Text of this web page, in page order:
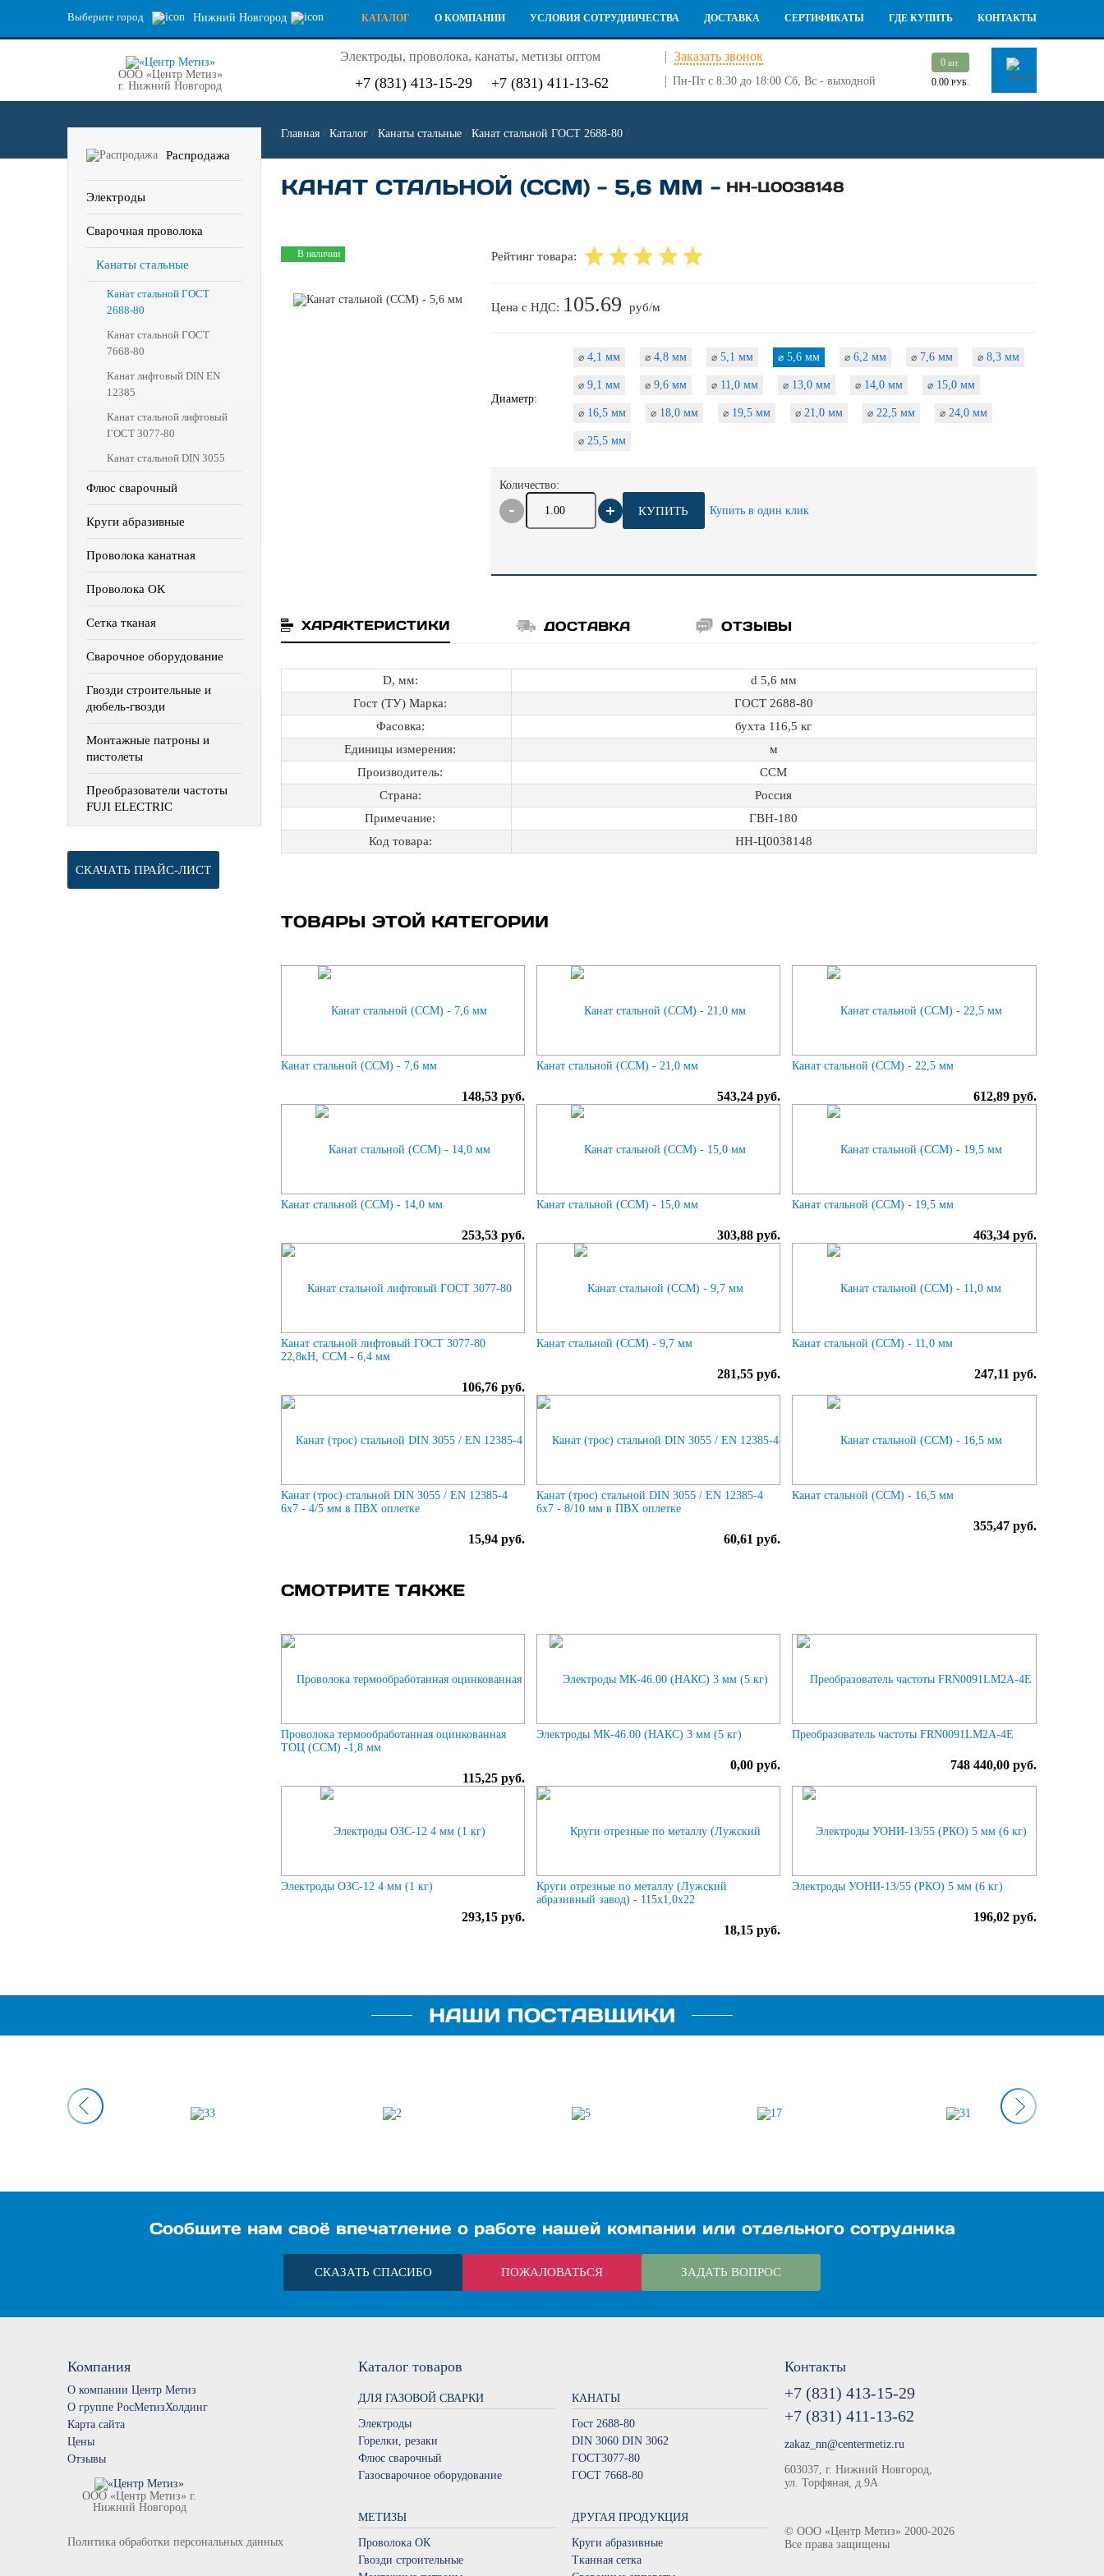
Выберите город Нижний Новгород КАТАЛОГ О КОМПАНИИ УСЛОВИЯ СОТРУДНИЧЕСТВА ДОСТАВКА СЕРТИФИКАТЫ ГДЕ КУПИТЬ КОНТАКТЫ
ООО «Центр Метиз»
г. Нижний Новгород
Электроды, проволока, канаты, метизы оптом Заказать звонок
+7 (831) 413-15-29 +7 (831) 411-13-62 Пн-Пт с 8:30 до 18:00 Сб, Вс - выходной
0шт.
0.00 РУБ.
Распродажа
Электроды
Сварочная проволока
Канаты стальные
Канат стальной ГОСТ
2688-80
Канат стальной ГОСТ
7668-80
Канат лифтовый DIN EN
12385
Канат стальной лифтовый
ГОСТ 3077-80
Канат стальной DIN 3055
Флюс сварочный
Круги абразивные
Проволока канатная
Проволока ОК
Сетка тканая
Сварочное оборудование
Гвозди строительные и
дюбель-гвозди
Монтажные патроны и
пистолеты
Преобразователи частоты
FUJI ELECTRIC
СКАЧАТЬ ПРАЙС-ЛИСТ
Главная / Каталог / Канаты стальные / Канат стальной ГОСТ 2688-80 /
КАНАТ СТАЛЬНОЙ (ССМ) - 5,6 ММ - НН-Ц0038148
В наличии Рейтинг товара:
Цена с НДС: 105.69 руб/м
Диаметр:
⌀4,1 мм ⌀4,8 мм ⌀5,1 мм ⌀5,6 мм ⌀6,2 мм ⌀7,6 мм ⌀8,3 мм
⌀9,1 мм ⌀9,6 мм ⌀11,0 мм ⌀13,0 мм ⌀14,0 мм ⌀15,0 мм
⌀16,5 мм ⌀18,0 мм ⌀19,5 мм ⌀21,0 мм ⌀22,5 мм ⌀24,0 мм
⌀25,5 мм
Количество:
КУПИТЬ Купить в один клик
ХАРАКТЕРИСТИКИ ДОСТАВКА ОТЗЫВЫ
D, мм:
d 5,6 мм
Гост (ТУ) Марка:
ГОСТ 2688-80
Фасовка:
бухта 116,5 кг
Единицы измерения:
м
Производитель:
ССМ
Страна:
Россия
Примечание:
ГВН-180
Код товара:
НН-Ц0038148
ТОВАРЫ ЭТОЙ КАТЕГОРИИ
Канат стальной (ССМ) - 7,6 мм
148,53 руб.
Канат стальной (ССМ) - 21,0 мм
543,24 руб.
Канат стальной (ССМ) - 22,5 мм
612,89 руб.
Канат стальной (ССМ) - 14,0 мм
253,53 руб.
Канат стальной (ССМ) - 15,0 мм
303,88 руб.
Канат стальной (ССМ) - 19,5 мм
463,34 руб.
Канат стальной лифтовый ГОСТ 3077-80
22,8кН, ССМ - 6,4 мм
106,76 руб.
Канат стальной (ССМ) - 9,7 мм
281,55 руб.
Канат стальной (ССМ) - 11,0 мм
247,11 руб.
Канат (трос) стальной DIN 3055 / EN 12385-4
6x7 - 4/5 мм в ПВХ оплетке
15,94 руб.
Канат (трос) стальной DIN 3055 / EN 12385-4
6x7 - 8/10 мм в ПВХ оплетке
60,61 руб.
Канат стальной (ССМ) - 16,5 мм
355,47 руб.
СМОТРИТЕ ТАКЖЕ
Проволока термообработанная оцинкованная
ТОЦ (ССМ) -1,8 мм
115,25 руб.
Электроды МК-46.00 (НАКС) 3 мм (5 кг)
0,00 руб.
Преобразователь частоты FRN0091LM2A-4E
748 440,00 руб.
Электроды ОЗС-12 4 мм (1 кг)
293,15 руб.
Круги отрезные по металлу (Лужский
абразивный завод) - 115х1,0х22
18,15 руб.
Электроды УОНИ-13/55 (РКО) 5 мм (6 кг)
196,02 руб.
НАШИ ПОСТАВЩИКИ
Сообщите нам своё впечатление о работе нашей компании или отдельного сотрудника
СКАЗАТЬ СПАСИБО ПОЖАЛОВАТЬСЯ ЗАДАТЬ ВОПРОС
Компания
О компании Центр Метиз
О группе РосМетизХолдинг
Карта сайта
Цены
Отзывы
ООО «Центр Метиз» г.
Нижний Новгород
Политика обработки персональных данных
Каталог товаров
ДЛЯ ГАЗОВОЙ СВАРКИ
Электроды
Горелки, резаки
Флюс сварочный
Газосварочное оборудование
КАНАТЫ
Гост 2688-80
DIN 3060 DIN 3062
ГОСТ3077-80
ГОСТ 7668-80
МЕТИЗЫ
Проволока ОК
Гвозди строительные
ДРУГАЯ ПРОДУКЦИЯ
Круги абразивные
Тканная сетка
Контакты
+7 (831) 413-15-29
+7 (831) 411-13-62
zakaz_nn@centermetiz.ru
603037, г. Нижний Новгород,
ул. Торфяная, д.9А
©ООО «Центр Метиз» 2000-2026
Все права защищены